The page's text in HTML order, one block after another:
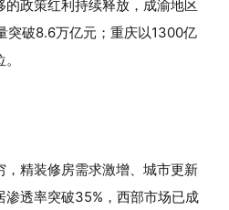
的政策红利持续释放，成渝地区
突破8.6万亿元；重庆以1300亿
，精装修房需求激增、城市更新
渗透率突破35%，西部市场已成